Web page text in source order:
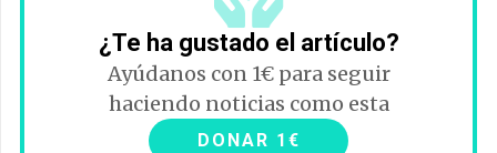
¿Te ha gustado el artículo?
Ayúdanos con 1€ para seguir
haciendo noticias como esta
DONAR 1€